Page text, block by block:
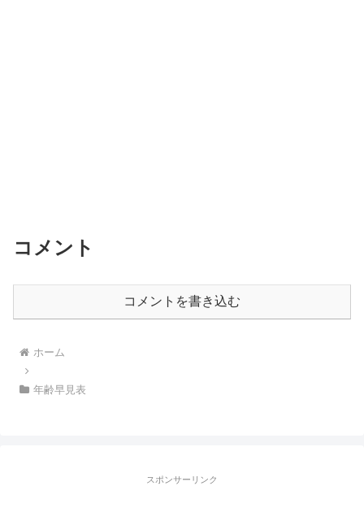
コメント
コメントを書き込む
ホーム
年齢早見表
スポンサーリンク